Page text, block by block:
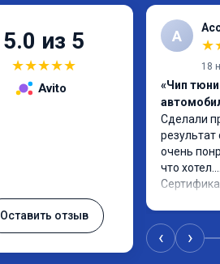
5.0 из 5
★★★★★
Avito
Оставить отзыв
A
★
18
«Чип
Сделали
очень
что хотел.
‹ ›